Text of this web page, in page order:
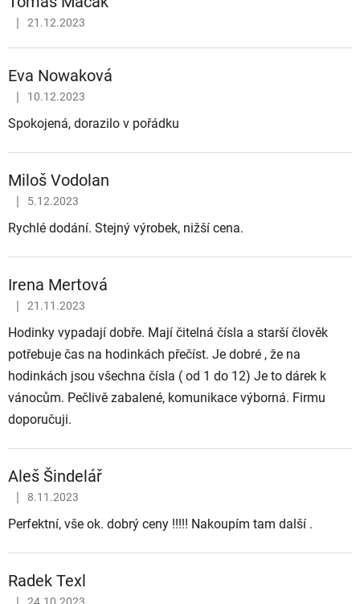
Hodnocení obchodu je 5 z 5 hvězdiček.
21.12.2023
Eva Nowaková
Hodnocení obchodu je 5 z 5 hvězdiček.
10.12.2023
Spokojená, dorazilo v pořádku
Miloš Vodolan
Hodnocení obchodu je 5 z 5 hvězdiček.
5.12.2023
Rychlé dodání. Stejný výrobek, nižší cena.
Irena Mertová
Hodnocení obchodu je 5 z 5 hvězdiček.
21.11.2023
Hodinky vypadají dobře. Mají čitelná čísla a starší člověk
potřebuje čas na hodinkách přečíst. Je dobré , že na
hodinkách jsou všechna čísla ( od 1 do 12) Je to dárek k
vánocům. Pečlivě zabalené, komunikace výborná. Firmu
doporučuji.
Aleš Šindelář
Hodnocení obchodu je 5 z 5 hvězdiček.
8.11.2023
Perfektní, vše ok. dobrý ceny !!!!! Nakoupím tam další .
Radek Texl